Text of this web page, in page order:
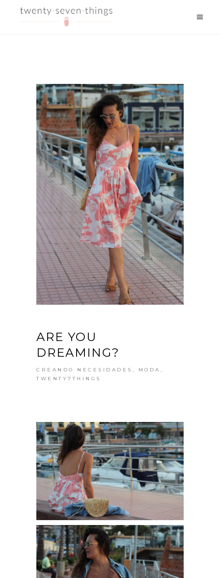
ARE YOU
DREAMING?
CREANDO NECESIDADES , MODA ,
TWENTY7THINGS